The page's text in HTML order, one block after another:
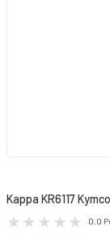
Kappa KR6117
0.0